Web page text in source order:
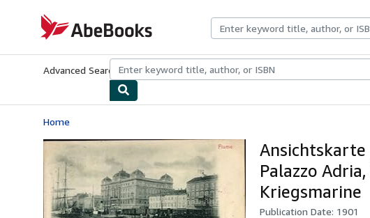
AbeBooks.com
Advanced Search Browse CollectionsRare BooksArt & Collectibles
Home
Ansichtskarte
Palazzo
Kriegsmarine
Publication Date: 1901